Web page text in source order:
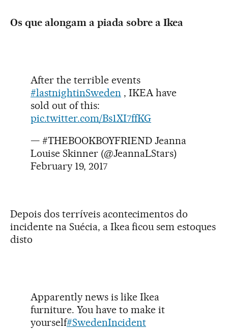
Os que alongam a piada sobre a Ikea
After the terrible events
#lastnightinSweden , IKEA have
sold out of this:
pic.twitter.com/Bs1XI7ffKG
— #THEBOOKBOYFRIEND Jeanna
Louise Skinner (@JeannaLStars)
February 19, 2017
Depois dos terríveis acontecimentos do
incidente na Suécia, a Ikea ficou sem estoques
disto
Apparently news is like Ikea
furniture. You have to make it
yourself#SwedenIncident